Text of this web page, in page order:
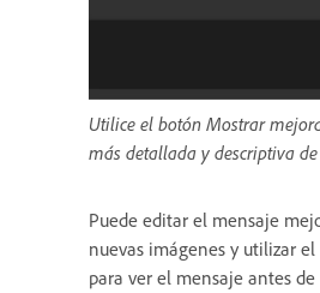
Utilice el botón Mostrar
más detallada y descriptiva
Puede editar el mensaje
nuevas imágenes y utilizar
para ver el mensaje antes